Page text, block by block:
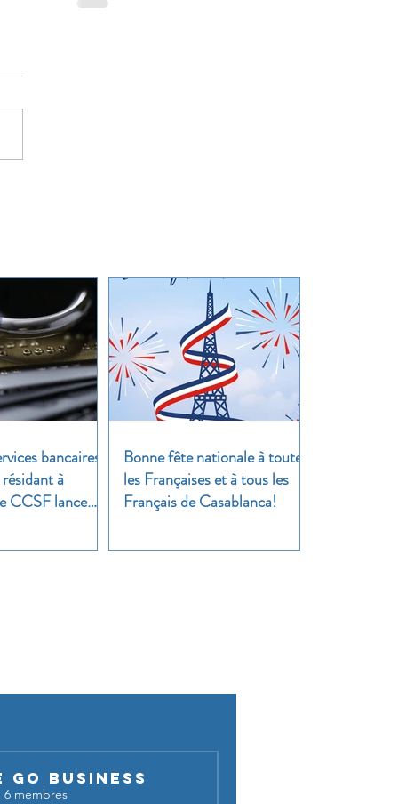
bancaires
à
CCSF lance
Bonne fête nationale à toutes
les Françaises et à tous les
Français de Casablanca!
GO BUSINESS
6 membres